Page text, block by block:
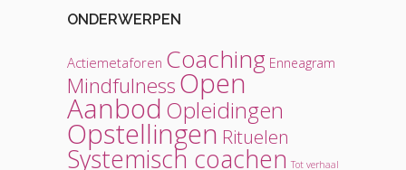
ONDERWERPEN
Actiemetaforen Coaching Enneagram
MindfulnessOpen
Aanbod Opleidingen
Opstellingen Rituelen
Systemisch coachen Tot verhaal